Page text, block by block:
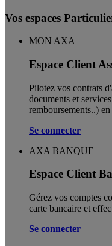
Vos espaces
MON AXA
Espace Client
Pilotez vos contrats
documents et
remboursements..)
Se connecter
AXA BANQUE
Espace Client
Gérez vos comptes
carte bancaire et
Se connecter